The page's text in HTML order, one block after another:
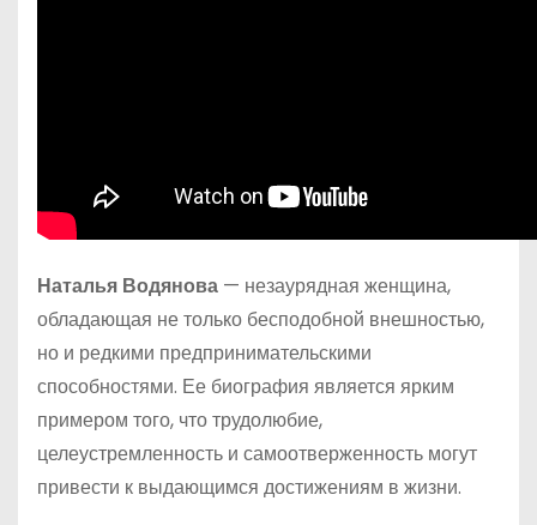
Наталья Водянова — незаурядная женщина,
обладающая не только бесподобной внешностью,
но и редкими предпринимательскими
способностями. Ее биография является ярким
примером того, что трудолюбие,
целеустремленность и самоотверженность могут
привести к выдающимся достижениям в жизни.